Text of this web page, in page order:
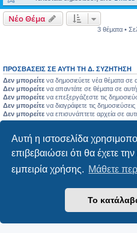
Αυτή η ιστοσελίδα
επιβεβαιώσει ότι θα έχετε
εμπειρία χρήσης. Μάθετε
Το
Νέο Θέμα
3 θέματα •
ΠΡΟΣΒΆΣΕΙΣ ΣΕ ΑΥΤΉ ΤΗ Δ. ΣΥΖΉΤΗΣΗ
Δεν μπορείτε να δημοσιεύετε νέα θέματα σε
Δεν μπορείτε να απαντάτε σε θέματα σε
Δεν μπορείτε να επεξεργάζεστε τις
Δεν μπορείτε να διαγράφετε τις
Δεν μπορείτε να επισυνάπτετε αρχεία σε
Δημιουργήθηκε απόphpBB®
Ελληνική